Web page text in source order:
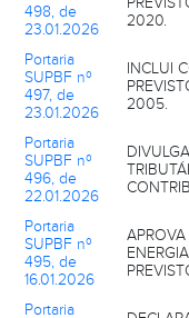
498, de
23.01.2026
2020.
Portaria
SUPBF nº
497, de
23.01.2026
INCLUI
2005.
Portaria
SUPBF nº
496, de
22.01.2026
Portaria
SUPBF nº
495, de
16.01.2026
Portaria